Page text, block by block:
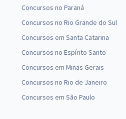
Concursos no Paraná
Concursos no Rio Grande do Sul
Concursos em Santa Catarina
Concursos no Espírito Santo
Concursos em Minas Gerais
Concursos no Rio de Janeiro
Concursos em São Paulo